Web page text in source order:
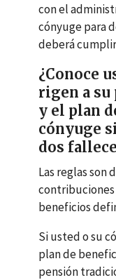
con el
cónyuge para
deberá
¿Conoce
rigen a
y el plan
cónyuge
dos
Las reglas son
beneficios
Si usted o su
plan de
pensión